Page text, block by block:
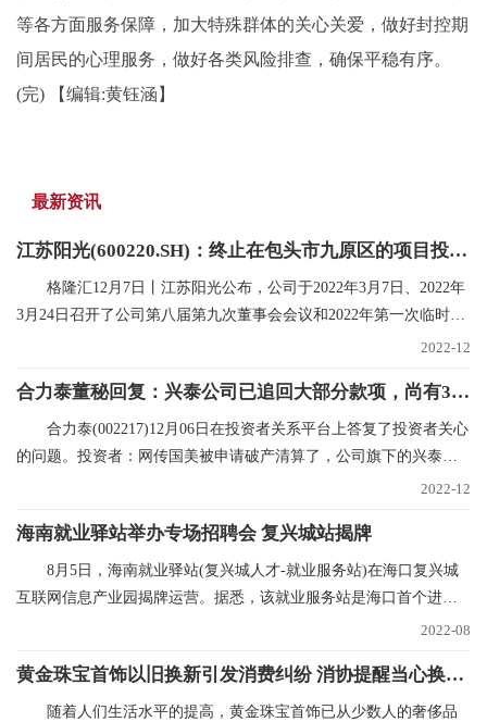
等各方面服务保障，加大特殊群体的关心关爱，做好封控期
间居民的心理服务，做好各类风险排查，确保平稳有序。
(完)
【编辑:黄钰涵】
最新资讯
江苏阳光(600220.SH)：终止在包头市九原区的项目投资规划
格隆汇12月7日丨江苏阳光公布，公司于2022年3月7日、2022年
3月24日召开了公司第八届第九次董事会会议和2022年第一次临时股
2022-12
合力泰董秘回复：兴泰公司已追回大部分款项，尚有300多万未支付，已申请财产保全|世界焦点
合力泰(002217)12月06日在投资者关系平台上答复了投资者关心
的问题。投资者：网传国美被申请破产清算了，公司旗下的兴泰和
2022-12
海南就业驿站举办专场招聘会 复兴城站揭牌
8月5日，海南就业驿站(复兴城人才-就业服务站)在海口复兴城
互联网信息产业园揭牌运营。据悉，该就业服务站是海口首个进驻
2022-08
黄金珠宝首饰以旧换新引发消费纠纷 消协提醒当心换购回购“陷阱”
随着人们生活水平的提高，黄金珠宝首饰已从少数人的奢侈品